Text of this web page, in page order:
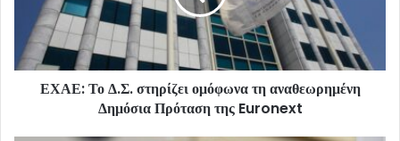
ΕΧΑΕ: Το Δ.Σ. στηρίζει ομόφωνα τη αναθεωρημένη
Δημόσια Πρόταση της Euronext